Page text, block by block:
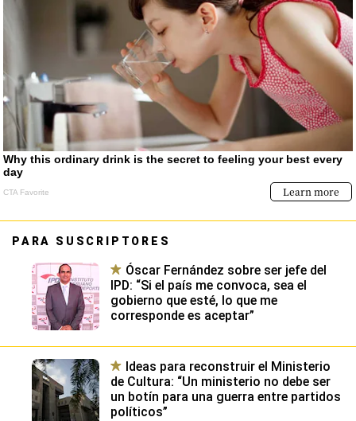
PARA SUSCRIPTORES
Óscar Fernández sobre ser jefe del
IPD: “Si el país me convoca, sea el
gobierno que esté, lo que me
corresponde es aceptar”
Ideas para reconstruir el Ministerio
de Cultura: “Un ministerio no debe ser
un botín para una guerra entre partidos
políticos”